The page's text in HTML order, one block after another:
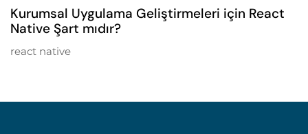
Kurumsal Uygulama Geliştirmeleri için React
Native Şart mıdır?
react native